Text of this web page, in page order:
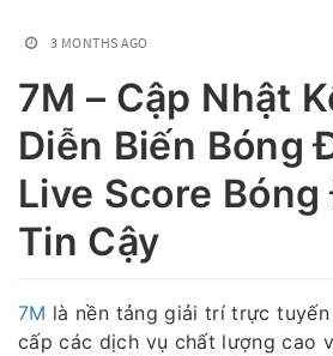
3 MONTHS AGO
7M – Cập Nhật
Diễn Biến Bóng
Live Score
Tin Cậy
7M là nền tảng giải trí trực
cấp các dịch vụ chất lượng cao